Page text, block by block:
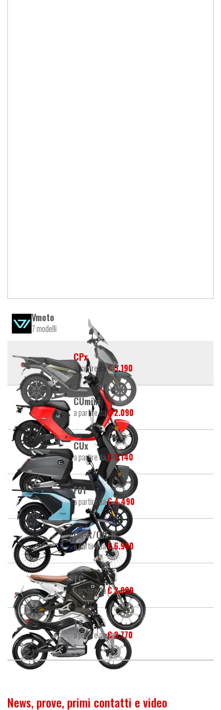
Vmoto
7 modelli
CPx
a partire da€ 5.190
CUmini
a partire da€ 2.090
CUx
a partire da€ 3.140
F01
a partire da€ 4.490
On-R/Off-R
a partire da€ 6.990
TC
a partire da€ 3.880
TS
a partire da€ 3.770
News, prove, primi contatti e video